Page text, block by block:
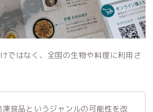
ではなく、全国の生物や料理に利用さ
凍食品というジャンルの可能性を改